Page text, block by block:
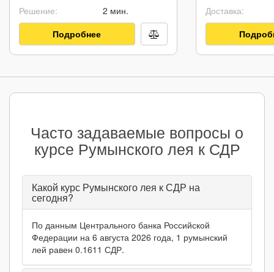
Решение:
2 мин.
Подробнее
Доставка:
Часто задаваемые вопросы о
курсе Румынского лея к СДР
Какой курс Румынского лея к СДР на
сегодня?
По данным Центрального банка Российской
Федерации на 6 августа 2026 года, 1 румынский
лей равен 0.1611 СДР.